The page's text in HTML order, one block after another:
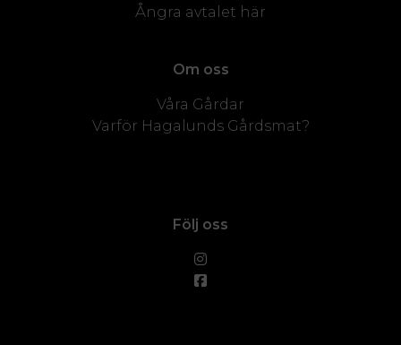
Ångra avtalet här
Om oss
Våra Gårdar
Varför Hagalunds Gårdsmat?
Följ oss